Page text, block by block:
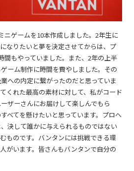
ニゲームを10本作成しました。2年生に
なりたいと夢を決定させてからは、プ
間もやっていました。また、2年の上半
ーム制作に時間を費やしました。その
への内定に繋がったのだと思っていま
くれた最高の素材に対して、私がコード
ザーさんにお届けして楽しんでもら
べてを懸けたいと思っています。プロへ
決して誰かに与えられるものではない
ものです。バンタンには挑戦できる環
がいます。皆さんもバンタンで自分の